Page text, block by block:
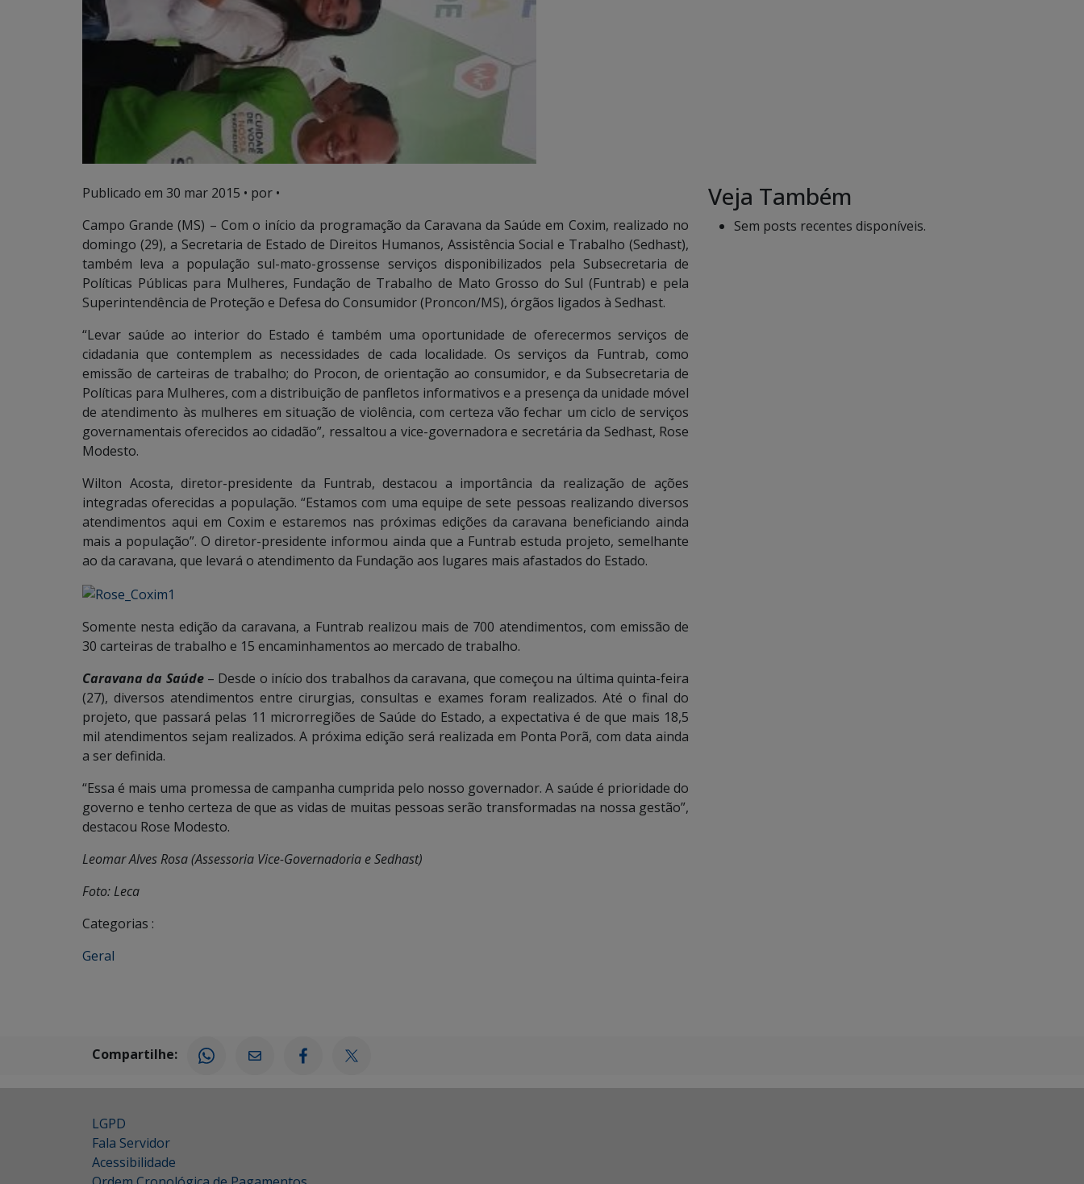
Publicado em 30 mar 2015 • por •
Campo Grande (MS) – Com o início da programação da Caravana da Saúde em Coxim, realizado no
domingo (29), a Secretaria de Estado de Direitos Humanos, Assistência Social e Trabalho (Sedhast),
também leva a população sul-mato-grossense serviços disponibilizados pela Subsecretaria de
Políticas Públicas para Mulheres, Fundação de Trabalho de Mato Grosso do Sul (Funtrab) e pela
Superintendência de Proteção e Defesa do Consumidor (Proncon/MS), órgãos ligados à Sedhast.
“Levar saúde ao interior do Estado é também uma oportunidade de oferecermos serviços de
cidadania que contemplem as necessidades de cada localidade. Os serviços da Funtrab, como
emissão de carteiras de trabalho; do Procon, de orientação ao consumidor, e da Subsecretaria de
Políticas para Mulheres, com a distribuição de panfletos informativos e a presença da unidade móvel
de atendimento às mulheres em situação de violência, com certeza vão fechar um ciclo de serviços
governamentais oferecidos ao cidadão”, ressaltou a vice-governadora e secretária da Sedhast, Rose
Modesto.
Wilton Acosta, diretor-presidente da Funtrab, destacou a importância da realização de ações
integradas oferecidas a população. “Estamos com uma equipe de sete pessoas realizando diversos
atendimentos aqui em Coxim e estaremos nas próximas edições da caravana beneficiando ainda
mais a população”. O diretor-presidente informou ainda que a Funtrab estuda projeto, semelhante
ao da caravana, que levará o atendimento da Fundação aos lugares mais afastados do Estado.
Somente nesta edição da caravana, a Funtrab realizou mais de 700 atendimentos, com emissão de
30 carteiras de trabalho e 15 encaminhamentos ao mercado de trabalho.
Caravana da Saúde– Desde o início dos trabalhos da caravana, que começou na última quinta-feira
(27), diversos atendimentos entre cirurgias, consultas e exames foram realizados. Até o final do
projeto, que passará pelas 11 microrregiões de Saúde do Estado, a expectativa é de que mais 18,5
mil atendimentos sejam realizados. A próxima edição será realizada em Ponta Porã, com data ainda
a ser definida.
“Essa é mais uma promessa de campanha cumprida pelo nosso governador. A saúde é prioridade do
governo e tenho certeza de que as vidas de muitas pessoas serão transformadas na nossa gestão”,
destacou Rose Modesto.
Leomar Alves Rosa (Assessoria Vice-Governadoria e Sedhast)
Foto: Leca
Categorias :
Geral
Veja Também
Sem posts recentes disponíveis.
Compartilhe:
LGPD
Fala Servidor
Acessibilidade